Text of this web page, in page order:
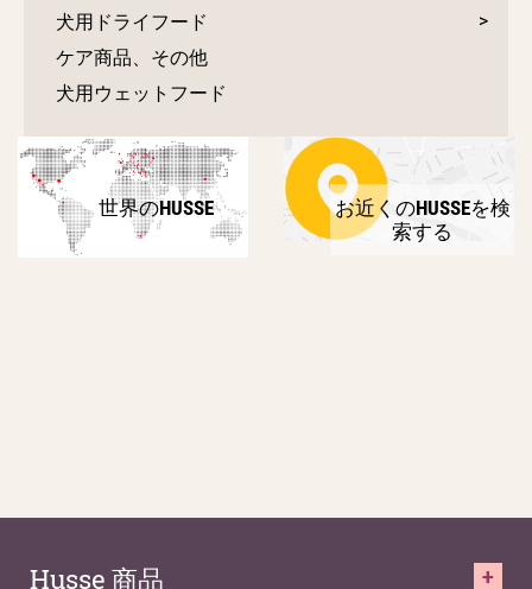
犬用ドライフード
ケア商品、その他
犬用ウェットフード
世界のHUSSE
お近くのHUSSEを検
索する
Husse 商品